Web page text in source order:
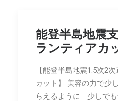
能登半島地震
ランティアカ
【能登半島地震1.5次2
カット】 美容の力で少
らえるように 少しでも